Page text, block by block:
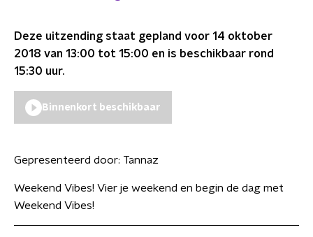
Deze uitzending staat gepland voor 14 oktober
2018 van 13:00 tot 15:00 en is beschikbaar rond
15:30 uur.
Binnenkort beschikbaar
Gepresenteerd door: Tannaz
Weekend Vibes! Vier je weekend en begin de dag met
Weekend Vibes!